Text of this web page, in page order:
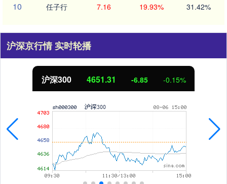
10 任子行 7.16 19.93% 31.42%
沪深京行情 实时轮播
沪深300 4651.31 -6.85 -0.15%